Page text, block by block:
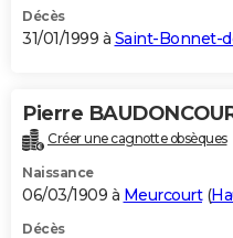
Décès
31/01/1999 à Saint-Bonnet-
Pierre
Créer une cagnotte obsèques
Naissance
06/03/1909 à Meurcourt(
Décès